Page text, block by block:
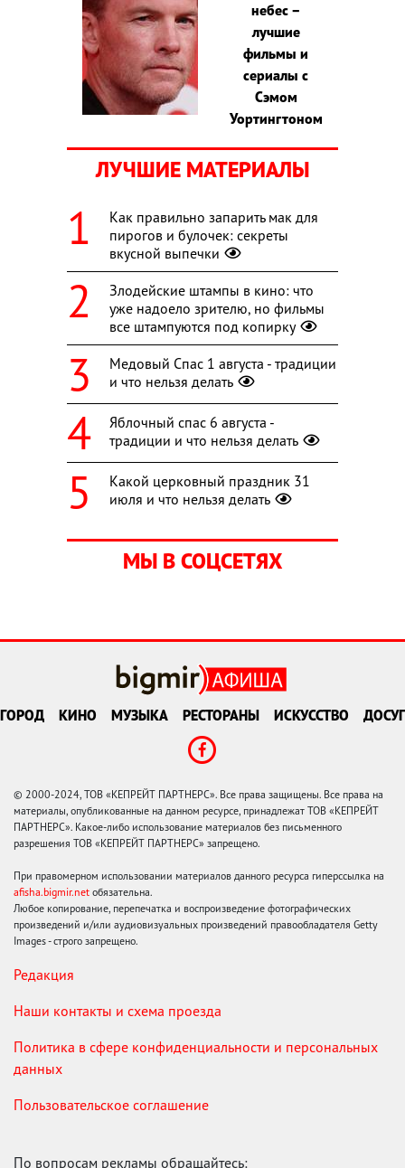
небес –
лучшие
фильмы и
сериалы с
Сэмом
Уортингтоном
ЛУЧШИЕ МАТЕРИАЛЫ
Как правильно запарить мак для
пирогов и булочек: секреты
вкусной выпечки
Злодейские штампы в кино: что
уже надоело зрителю, но фильмы
все штампуются под копирку
Медовый Спас 1 августа - традиции
и что нельзя делать
Яблочный спас 6 августа -
традиции и что нельзя делать
Какой церковный праздник 31
июля и что нельзя делать
МЫ В СОЦСЕТЯХ
ГОРОД КИНО МУЗЫКА РЕСТОРАНЫ ИСКУССТВО ДОСУГ
© 2000-2024, ТОВ «КЕПРЕЙТ ПАРТНЕРС». Все права защищены. Все права на
материалы, опубликованные на данном ресурсе, принадлежат ТОВ «КЕПРЕЙТ
ПАРТНЕРС». Какое-либо использование материалов без письменного
разрешения ТОВ «КЕПРЕЙТ ПАРТНЕРС» запрещено.
При правомерном использовании материалов данного ресурса гиперссылка на
afisha.bigmir.net обязательна.
Любое копирование, перепечатка и воспроизведение фотографических
произведений и/или аудиовизуальных произведений правообладателя Getty
Images - строго запрещено.
Редакция
Наши контакты и схема проезда
Политика в сфере конфиденциальности и персональных
данных
Пользовательское соглашение
По вопросам рекламы обращайтесь: